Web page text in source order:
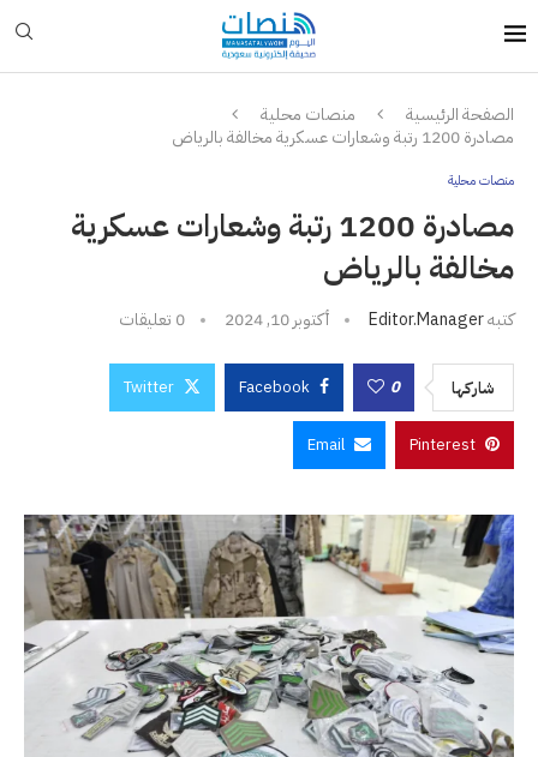
الصفحة الرئيسية
منصات محلية
مصادرة 1200 رتبة وشعارات عسكرية مخالفة بالرياض
منصات محلية
مصادرة 1200 رتبة وشعارات عسكرية
مخالفة بالرياض
كتبهEditor.manager أكتوبر 10, 2024 0 تعليقات
شاركها 0
Facebook
Twitter
Pinterest
Email